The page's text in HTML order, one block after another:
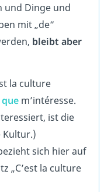
und Dinge und
mit „de“
bleibt aber
la culture
quem’intéresse.
ist die
Kultur.)
sich hier auf
„C’est la culture